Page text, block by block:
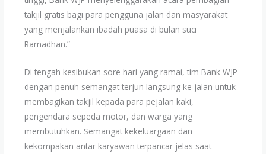
takjil gratis bagi para pengguna jalan dan masyarakat
yang menjalankan ibadah puasa di bulan suci
Ramadhan.”
Di tengah kesibukan sore hari yang ramai, tim Bank WJP
dengan penuh semangat terjun langsung ke jalan untuk
membagikan takjil kepada para pejalan kaki,
pengendara sepeda motor, dan warga yang
membutuhkan. Semangat kekeluargaan dan
kekompakan antar karyawan terpancar jelas saat